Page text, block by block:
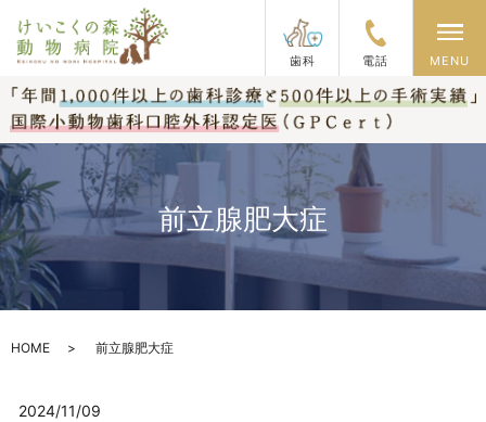
歯科 電話
メ
MENU
前立腺肥大症
HOME 前立腺肥大症
2024/11/09